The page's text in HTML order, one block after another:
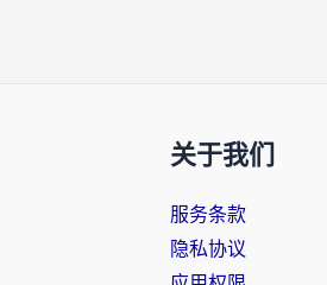
关于我们
服务条款
隐私协议